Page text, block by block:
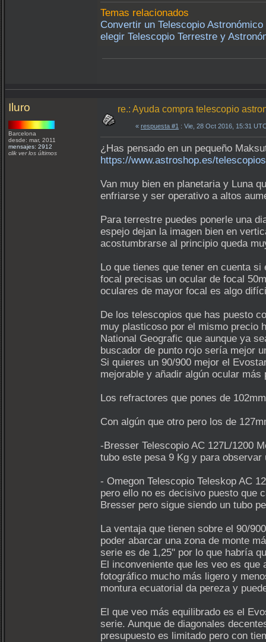
Temas relacionados
Convertir un Telescopio
elegir Telescopio Terrestre y
Iluro
Barcelona
desde: mar, 2011
mensajes: 2912
clik ver los últimos
re.: Ayuda compra telescopio
« respuesta #1 : Vie, 28 Oct 2016, 15:31
¿Has pensado en un pequeño
https://www.astroshop.es/
Van muy bien en planetaria y Luna
enfriarse y ser operativo a altos
Para terrestre puedes ponerle una
espejo dejan la imagen bien en
acostumbrarse al principio queda
Lo que tienes que tener en cuenta
focal precisas un ocular de focal
oculares de mayor focal es algo
De los telescopios que has puesto
muy plasticoso por el mismo precio
National Geografic que aunque ya
buscador de punto rojo sería mejor
Si quieres un 90/900 mejor el
mejorable y añadir algún ocular más
Los refractores que pones de
Con algún que otro pero los de
-Bresser Telescopio AC 127L/1200
tubo este pesa 9 Kg y para
- Omegon Telescopio Teleskop AC
pero ello no es decisivo puesto que
Bresser pero sigue siendo un tubo
La ventaja que tienen sobre el 90/
poder abarcar una zona de monte
serie es de 1,25" por lo que habría
El inconveniente que les veo es
fotográfico mucho más ligero y
montura ecuatorial da pereza y
El que veo más equilibrado es el
serie. Aunque de diagonales
presupuesto es limitado pero con